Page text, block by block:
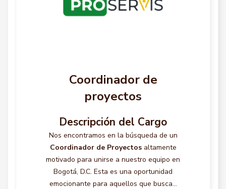
Coordinador de
proyectos
Descripción del Cargo
Nos encontramos en la búsqueda de un
Coordinador de Proyectosaltamente
motivado para unirse a nuestro equipo en
Bogotá, D.C. Esta es una oportunidad
emocionante para aquellos que busca...